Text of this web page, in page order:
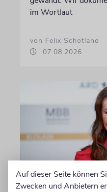
im Wortlaut
von Felix Schotland
07.08.2026
BERLIN
Auf dieser Seite können
Zwecken und Anbietern